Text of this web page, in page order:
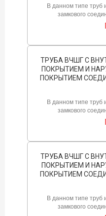
В данном типе труб
замкового
ТРУБА ВЧШГ С
ПОКРЫТИЕМ И
ПОКРЫТИЕМ
В данном типе труб
замкового
ТРУБА ВЧШГ С
ПОКРЫТИЕМ И
ПОКРЫТИЕМ
В данном типе труб
замкового